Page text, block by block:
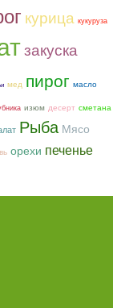
курица кукуруза
закуска
мед пирог масло
изюм десерт сметана
Рыба Мясо
орехи печенье